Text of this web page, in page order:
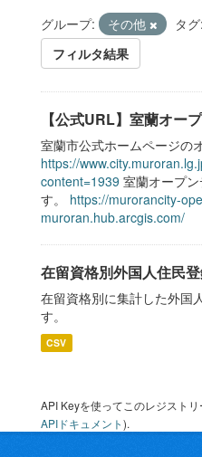
グループ: その他 タグ:
フィルタ結果
【公式URL】室蘭オー
室蘭市公式ホームページの
https://
content=1939 室蘭オープ
す。 https://murorancity-
muroran.hub.arcgis.com/
在留資格別外国人住民
在留資格別に集計した外国
す。
CSV
API Keyを使ってこのレジスト
APIドキュメント).